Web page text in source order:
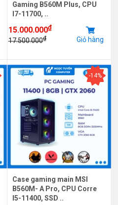
Gaming B560M Plus, CPU
I7-11700, ..
15.000.000₫
17.500.000₫ Giỏ hàng
-14%
Case gaming main MSI
B560M- A Pro, CPU Corre
I5-11400, SSD ..